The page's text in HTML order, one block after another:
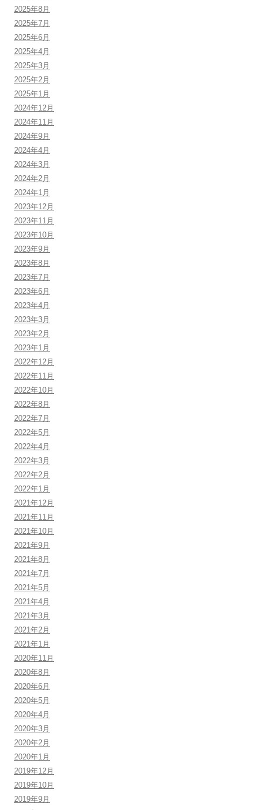
2025年8月
2025年7月
2025年6月
2025年4月
2025年3月
2025年2月
2025年1月
2024年12月
2024年11月
2024年9月
2024年4月
2024年3月
2024年2月
2024年1月
2023年12月
2023年11月
2023年10月
2023年9月
2023年8月
2023年7月
2023年6月
2023年4月
2023年3月
2023年2月
2023年1月
2022年12月
2022年11月
2022年10月
2022年8月
2022年7月
2022年5月
2022年4月
2022年3月
2022年2月
2022年1月
2021年12月
2021年11月
2021年10月
2021年9月
2021年8月
2021年7月
2021年5月
2021年4月
2021年3月
2021年2月
2021年1月
2020年11月
2020年8月
2020年6月
2020年5月
2020年4月
2020年3月
2020年2月
2020年1月
2019年12月
2019年10月
2019年9月